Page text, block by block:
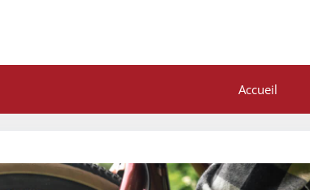
Accueil